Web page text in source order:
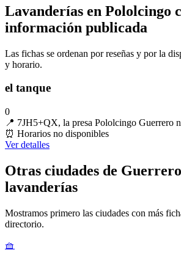
Lavanderías en Pololcingo
información publicada
Las fichas se ordenan por reseñas y por la
y horario.
el tanque
0
📍 7JH5+QX, la presa Pololcingo Guerrero
⏰ Horarios no disponibles
Ver detalles
Otras ciudades de
lavanderías
Mostramos primero las ciudades con más
directorio.
🧺